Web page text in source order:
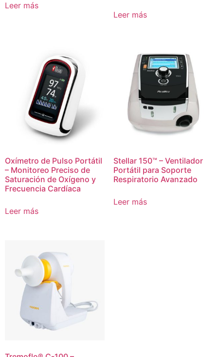
Leer más
Leer más
Oxímetro de Pulso Portátil
– Monitoreo Preciso de
Saturación de Oxígeno y
Frecuencia Cardíaca
Leer más
Stellar 150™ – Ventilador
Portátil para Soporte
Respiratorio Avanzado
Leer más